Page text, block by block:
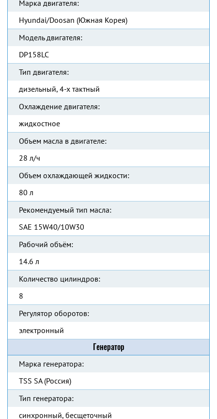
Марка двигателя:
Hyundai/Doosan (Южная Корея)
Модель двигателя:
DP158LC
Тип двигателя:
дизельный, 4-х тактный
Охлаждение двигателя:
жидкостное
Объем масла в двигателе:
28 л/ч
Объем охлаждающей жидкости:
80 л
Рекомендуемый тип масла:
SAE 15W40/10W30
Рабочий объём:
14.6 л
Количество цилиндров:
8
Регулятор оборотов:
электронный
Генератор
Марка генератора:
TSS SA (Россия)
Тип генератора:
синхронный, бесщеточный